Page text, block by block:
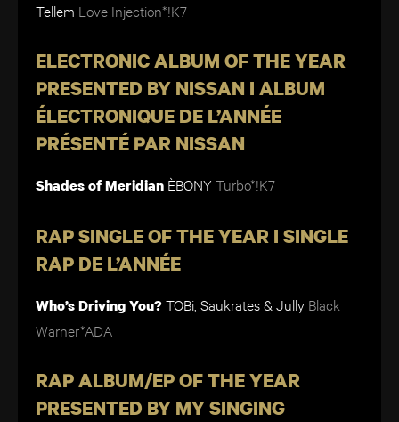
Tellem Love Injection*!K7
ELECTRONIC ALBUM OF THE YEAR
PRESENTED BY NISSAN I ALBUM
ÉLECTRONIQUE DE L’ANNÉE
PRÉSENTÉ PAR NISSAN
Shades of Meridian ÈBONY Turbo*!K7
RAP SINGLE OF THE YEAR I SINGLE
RAP DE L’ANNÉE
Who’s Driving You?TOBi, Saukrates & Jully Black
Warner*ADA
RAP ALBUM/EP OF THE YEAR
PRESENTED BY MY SINGING